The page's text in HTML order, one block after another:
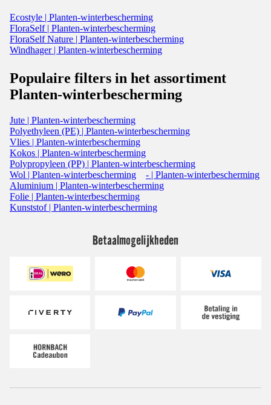
Ecostyle | Planten-winterbescherming
FloraSelf | Planten-winterbescherming
FloraSelf Nature | Planten-winterbescherming
Windhager | Planten-winterbescherming
Populaire filters in het assortiment
Planten-winterbescherming
Jute | Planten-winterbescherming
Polyethyleen (PE) | Planten-winterbescherming
Vlies | Planten-winterbescherming
Kokos | Planten-winterbescherming
Polypropyleen (PP) | Planten-winterbescherming
Wol | Planten-winterbescherming
- | Planten-winterbescherming
Aluminium | Planten-winterbescherming
Folie | Planten-winterbescherming
Kunststof | Planten-winterbescherming
Betaalmogelijkheden